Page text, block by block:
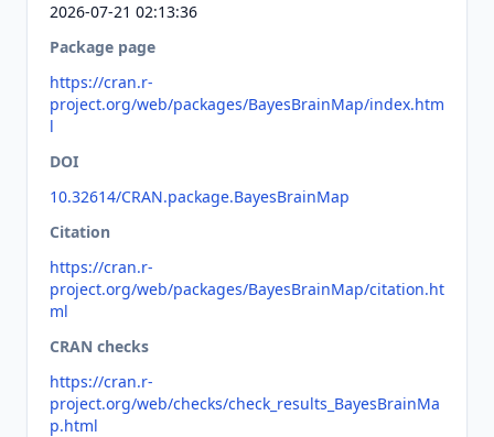
2026-07-21 02:13:36
Package page
https://cran.r-
project.org/web/packages/BayesBrainMap/index.htm
l
DOI
10.32614/CRAN.package.BayesBrainMap
Citation
https://cran.r-
project.org/web/packages/BayesBrainMap/citation.ht
ml
CRAN checks
https://cran.r-
project.org/web/checks/check_results_BayesBrainMa
p.html